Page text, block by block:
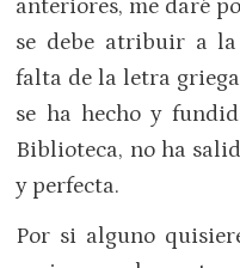
anteriores, me daré
se debe atribuir a
falta de la letra
se ha hecho y
Biblioteca, no ha
y perfecta.
Por si alguno